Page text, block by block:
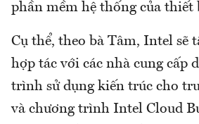
phần mềm hệ thống của thiết
Cụ thể, theo bà Tâm, Intel sẽ
hợp tác với các nhà cung cấp
trình sử dụng kiến trúc cho
và chương trình Intel Cloud